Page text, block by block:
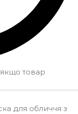
товар
для обличчя з